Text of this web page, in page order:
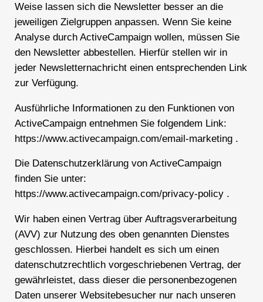
Weise lassen sich die Newsletter besser an die
jeweiligen Zielgruppen anpassen. Wenn Sie keine
Analyse durch ActiveCampaign wollen, müssen Sie
den Newsletter abbestellen. Hierfür stellen wir in
jeder Newsletternachricht einen entsprechenden Link
zur Verfügung.
Ausführliche Informationen zu den Funktionen von
ActiveCampaign entnehmen Sie folgendem Link:
https://www.activecampaign.com/email-marketing .
Die Datenschutzerklärung von ActiveCampaign
finden Sie unter:
https://www.activecampaign.com/privacy-policy .
Wir haben einen Vertrag über Auftragsverarbeitung
(AVV) zur Nutzung des oben genannten Dienstes
geschlossen. Hierbei handelt es sich um einen
datenschutzrechtlich vorgeschriebenen Vertrag, der
gewährleistet, dass dieser die personenbezogenen
Daten unserer Websitebesucher nur nach unseren